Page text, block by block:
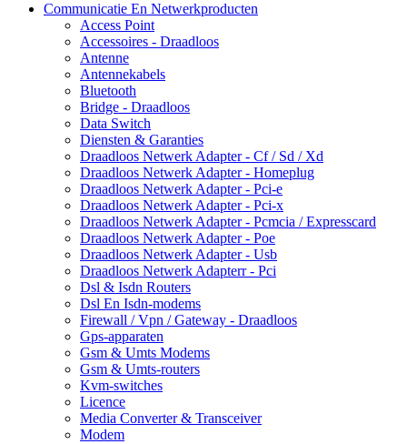
Communicatie En Netwerkproducten
Access Point
Accessoires - Draadloos
Antenne
Antennekabels
Bluetooth
Bridge - Draadloos
Data Switch
Diensten & Garanties
Draadloos Netwerk Adapter - Cf / Sd / Xd
Draadloos Netwerk Adapter - Homeplug
Draadloos Netwerk Adapter - Pci-e
Draadloos Netwerk Adapter - Pci-x
Draadloos Netwerk Adapter - Pcmcia / Expresscard
Draadloos Netwerk Adapter - Poe
Draadloos Netwerk Adapter - Usb
Draadloos Netwerk Adapterr - Pci
Dsl & Isdn Routers
Dsl En Isdn-modems
Firewall / Vpn / Gateway - Draadloos
Gps-apparaten
Gsm & Umts Modems
Gsm & Umts-routers
Kvm-switches
Licence
Media Converter & Transceiver
Modem